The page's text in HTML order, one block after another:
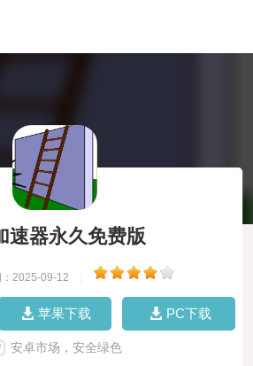
速器永久免费版
：2025-09-12
苹果下载 PC下载
安卓市场，安全绿色